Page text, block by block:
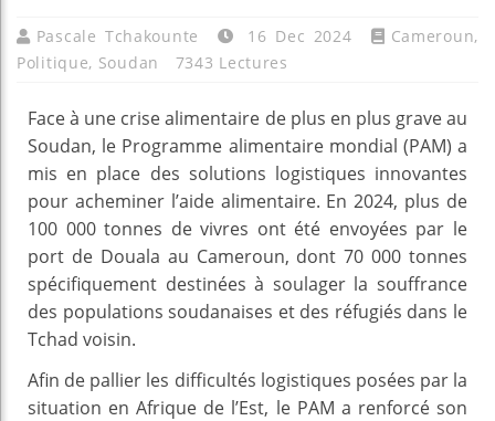
Pascale Tchakounte 16 Dec 2024 Cameroun,
Politique, Soudan 7343 Lectures
Face à une crise alimentaire de plus en plus grave au
Soudan, le Programme alimentaire mondial (PAM) a
mis en place des solutions logistiques innovantes
pour acheminer l’aide alimentaire. En 2024, plus de
100 000 tonnes de vivres ont été envoyées par le
port de Douala au Cameroun, dont 70 000 tonnes
spécifiquement destinées à soulager la souffrance
des populations soudanaises et des réfugiés dans le
Tchad voisin.
Afin de pallier les difficultés logistiques posées par la
situation en Afrique de l’Est, le PAM a renforcé son